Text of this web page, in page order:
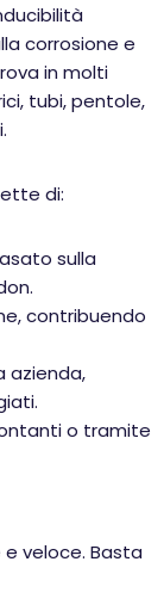
corrosione e
in molti
tubi, pentole,
di:
sulla
contribuendo
azienda,
o tramite
veloce. Basta